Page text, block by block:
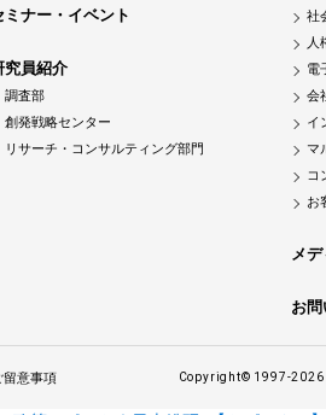
ミナー・イベント
究員紹介
調査部
創発戦略センター
リサーチ・コンサルティング部門
社
人
電
会
イ
マ
コ
お
メ
お
留意事項 Copyright© 1997-2026